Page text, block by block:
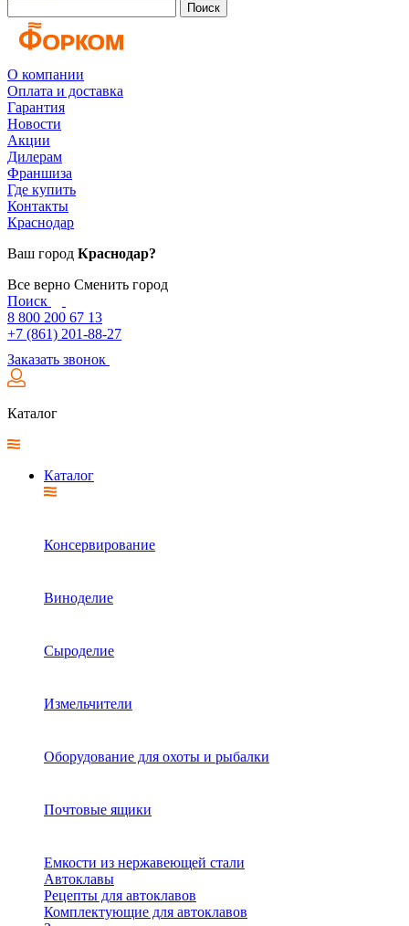
Поиск
О компании
Оплата и доставка
Гарантия
Новости
Акции
Дилерам
Франшиза
Где купить
Контакты
Краснодар
Ваш город Краснодар?
Все верно Сменить город
Поиск
8 800 200 67 13
+7 (861) 201-88-27
Заказать звонок
Каталог
Каталог
Консервирование
Виноделие
Сыроделие
Измельчители
Оборудование для охоты и рыбалки
Почтовые ящики
Емкости из нержавеющей стали
Автоклавы
Рецепты для автоклавов
Комплектующие для автоклавов